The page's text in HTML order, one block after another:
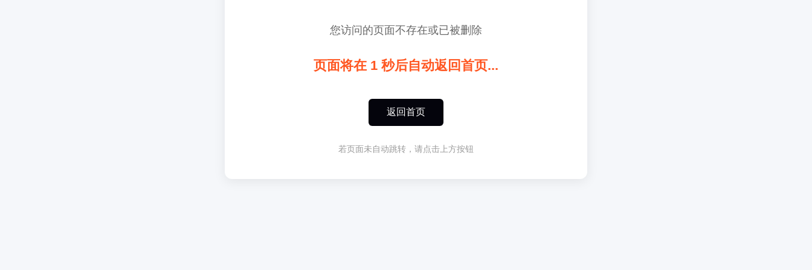
您访问的页面不存在或已被删除
页面将在 1 秒后自动返回首页...
返回首页
若页面未自动跳转，请点击上方按钮